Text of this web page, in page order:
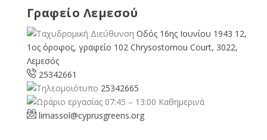
Γραφείο Λεμεσού
Οδός 16ης Ιουνίου 1943 12,
1ος όροφος, γραφείο 102 Chrysostomou Court, 3022,
Λεμεσός
25342661
25342665
07:45 – 13:00 Καθημερινά
limassol@cyprusgreens.org